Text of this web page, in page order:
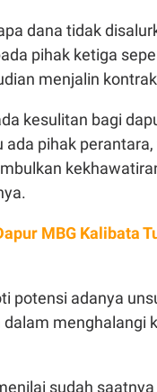
dana tidak
pihak ketiga
menjalin
kesulitan bagi
ada pihak
MBG Kalibata
potensi adanya
dalam menghalangi
sudah